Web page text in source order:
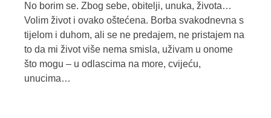
No borim se. Zbog sebe, obitelji, unuka, života…
Volim život i ovako oštećena. Borba svakodnevna s
tijelom i duhom, ali se ne predajem, ne pristajem na
to da mi život više nema smisla, uživam u onome
što mogu – u odlascima na more, cvijeću,
unucima…